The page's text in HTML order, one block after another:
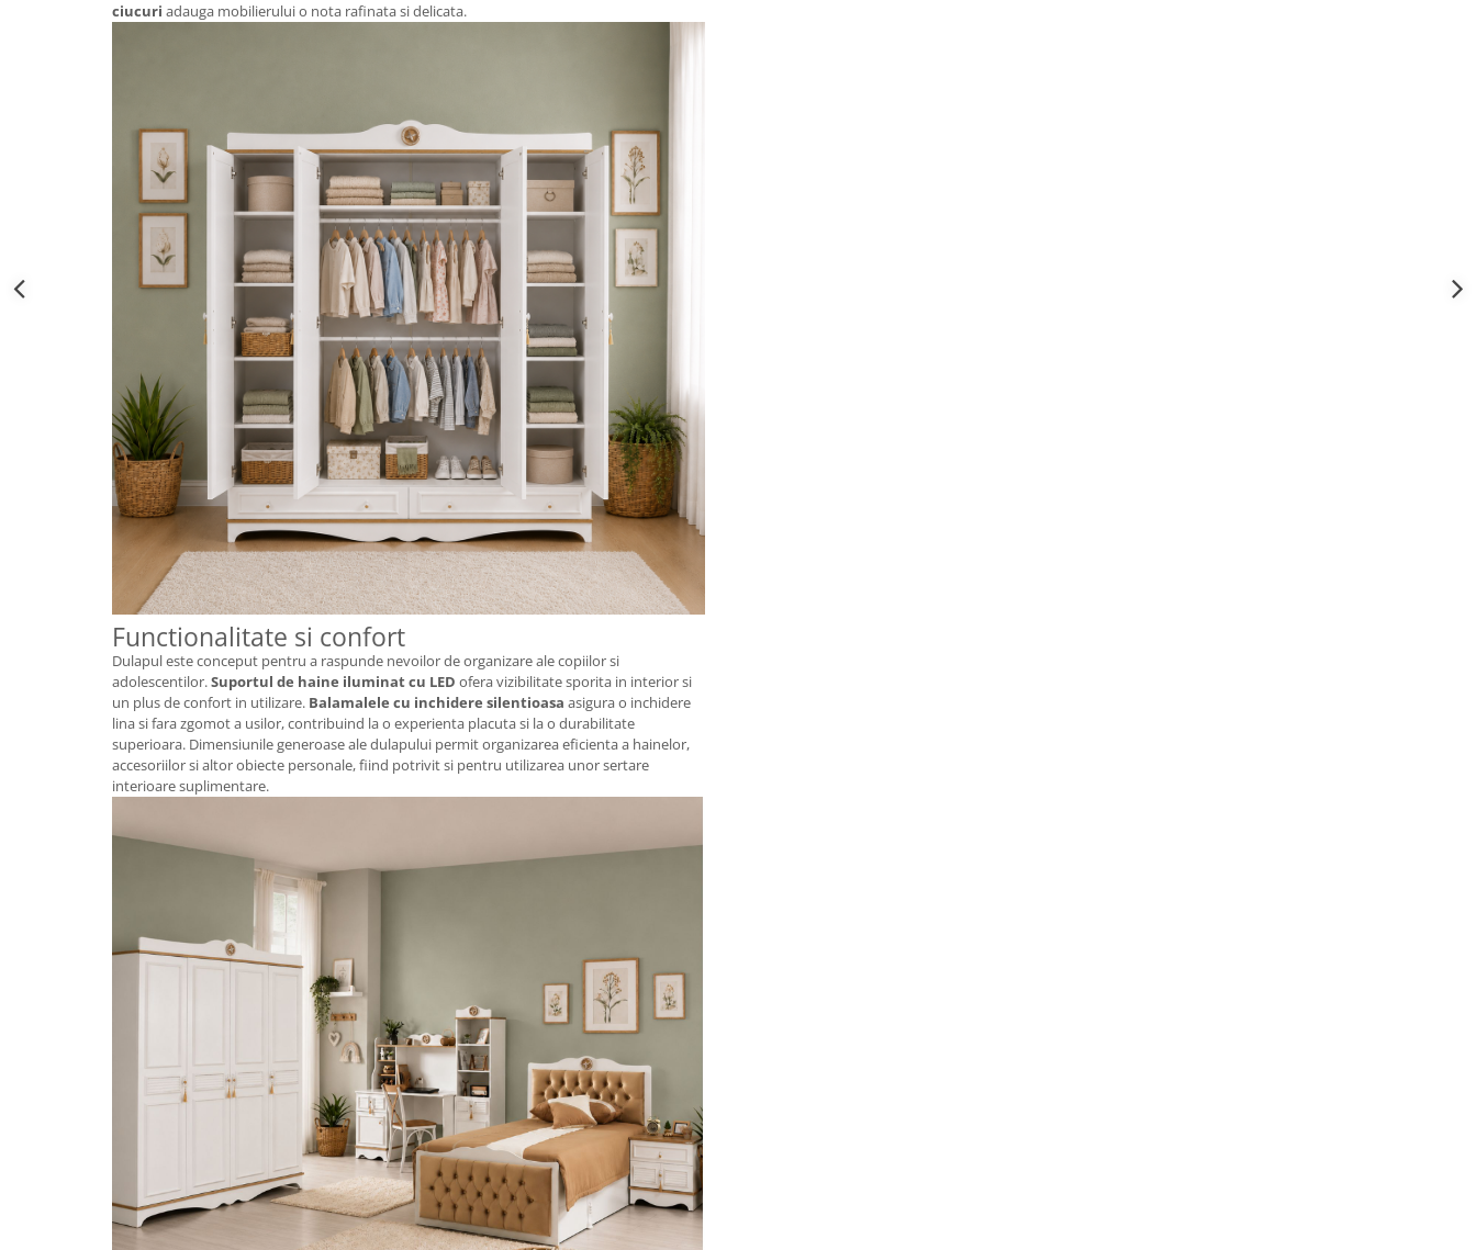
ciucuri adauga mobilierului o nota rafinata si delicata.
Functionalitate si confort
Dulapul este conceput pentru a raspunde nevoilor de organizare ale copiilor si
adolescentilor.Suportul de haine iluminat cu LED ofera vizibilitate sporita in interior si
un plus de confort in utilizare. Balamalele cu inchidere silentioasa asigura o inchidere
lina si fara zgomot a usilor, contribuind la o experienta placuta si la o durabilitate
superioara. Dimensiunile generoase ale dulapului permit organizarea eficienta a hainelor,
accesoriilor si altor obiecte personale, fiind potrivit si pentru utilizarea unor sertare
interioare suplimentare.